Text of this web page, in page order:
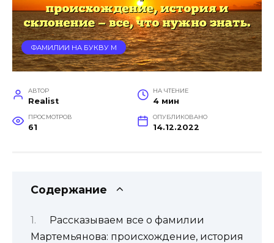
ФАМИЛИИ НА БУКВУ М
АВТОР
Realist
НА ЧТЕНИЕ
4 мин
ПРОСМОТРОВ
61
ОПУБЛИКОВАНО
14.12.2022
Содержание
Рассказываем все о фамилии
Мартемьянова: происхождение, история